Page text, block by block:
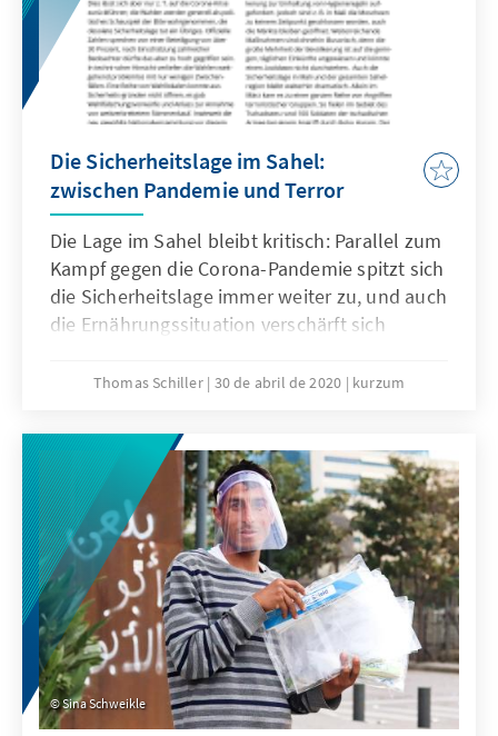
Die Sicherheitslage im Sahel:
zwischen Pandemie und Terror
Die Lage im Sahel bleibt kritisch: Parallel zum
Kampf gegen die Corona-Pandemie spitzt sich
die Sicherheitslage immer weiter zu, und auch
die Ernährungssituation verschärft sich
Thomas Schiller 30 de abril de 2020 kurzum
Sina Schweikle